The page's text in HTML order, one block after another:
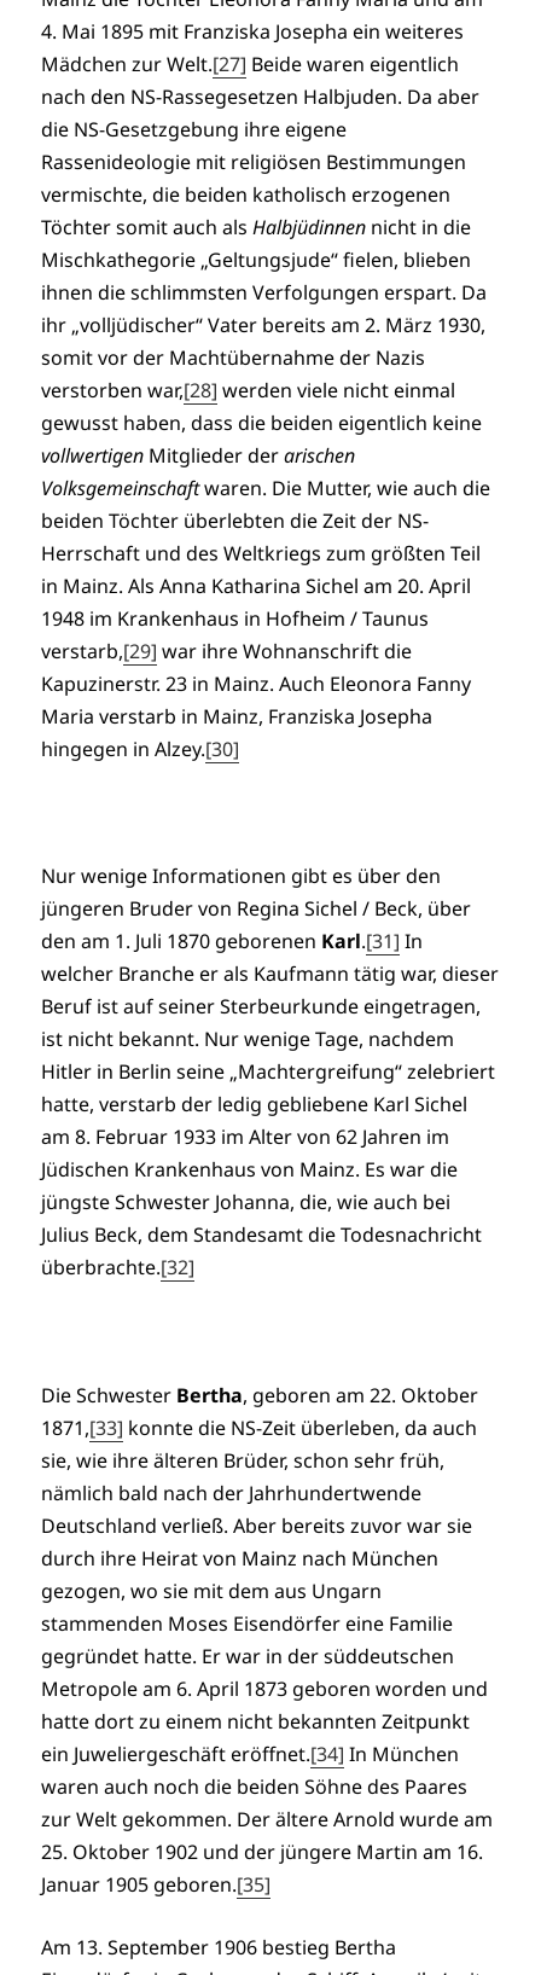
4. Mai 1895 mit Franziska Josepha ein weiteres
Mädchen zur Welt.[27] Beide waren eigentlich
nach den NS-Rassegesetzen Halbjuden. Da aber
die NS-Gesetzgebung ihre eigene
Rassenideologie mit religiösen Bestimmungen
vermischte, die beiden katholisch erzogenen
Töchter somit auch alsHalbjüdinnen nicht in die
Mischkathegorie „Geltungsjude“ fielen, blieben
ihnen die schlimmsten Verfolgungen erspart. Da
ihr „volljüdischer“ Vater bereits am 2. März 1930,
somit vor der Machtübernahme der Nazis
verstorben war,[28] werden viele nicht einmal
gewusst haben, dass die beiden eigentlich keine
vollwertigen Mitglieder derarischen
Volksgemeinschaftwaren. Die Mutter, wie auch die
beiden Töchter überlebten die Zeit der NS-
Herrschaft und des Weltkriegs zum größten Teil
in Mainz. Als Anna Katharina Sichel am 20. April
1948 im Krankenhaus in Hofheim / Taunus
verstarb,[29] war ihre Wohnanschrift die
Kapuzinerstr. 23 in Mainz. Auch Eleonora Fanny
Maria verstarb in Mainz, Franziska Josepha
hingegen in Alzey.[30]
Nur wenige Informationen gibt es über den
jüngeren Bruder von Regina Sichel / Beck, über
den am 1. Juli 1870 geborenen Karl.[31] In
welcher Branche er als Kaufmann tätig war, dieser
Beruf ist auf seiner Sterbeurkunde eingetragen,
ist nicht bekannt. Nur wenige Tage, nachdem
Hitler in Berlin seine „Machtergreifung“ zelebriert
hatte, verstarb der ledig gebliebene Karl Sichel
am 8. Februar 1933 im Alter von 62 Jahren im
Jüdischen Krankenhaus von Mainz. Es war die
jüngste Schwester Johanna, die, wie auch bei
Julius Beck, dem Standesamt die Todesnachricht
überbrachte.[32]
Die Schwester Bertha, geboren am 22. Oktober
1871,[33] konnte die NS-Zeit überleben, da auch
sie, wie ihre älteren Brüder, schon sehr früh,
nämlich bald nach der Jahrhundertwende
Deutschland verließ. Aber bereits zuvor war sie
durch ihre Heirat von Mainz nach München
gezogen, wo sie mit dem aus Ungarn
stammenden Moses Eisendörfer eine Familie
gegründet hatte. Er war in der süddeutschen
Metropole am 6. April 1873 geboren worden und
hatte dort zu einem nicht bekannten Zeitpunkt
ein Juweliergeschäft eröffnet.[34] In München
waren auch noch die beiden Söhne des Paares
zur Welt gekommen. Der ältere Arnold wurde am
25. Oktober 1902 und der jüngere Martin am 16.
Januar 1905 geboren.[35]
Am 13. September 1906 bestieg Bertha